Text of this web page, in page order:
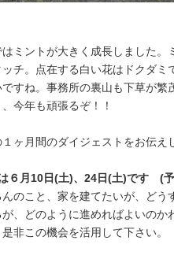
ミントが大きく成長しました。
チ。点在する白い花はドクダ
すね。事務所の裏山も下草が繁
今年も頑張るぞ！！
ヶ月間のダイジェストをお伝え
６月10日(土)、24日(土)です (
のこと、家を建てたいが、どう
、どのように進めればよいのか
非この機会を活用して下さい。